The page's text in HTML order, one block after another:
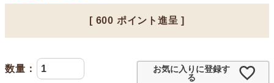
[ 600 ポイント進呈 ]
お気に入りに登録す
る